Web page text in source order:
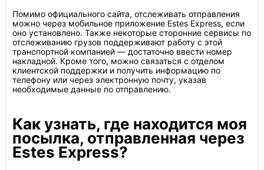
Помимо официального сайта, отслеживать отправления
можно через мобильное приложение Estes Express, если
оно установлено. Также некоторые сторонние сервисы по
отслеживанию грузов поддерживают работу с этой
транспортной компанией — достаточно ввести номер
накладной. Кроме того, можно связаться с отделом
клиентской поддержки и получить информацию по
телефону или через электронную почту, указав
необходимые данные по отправлению.
Как узнать, где находится моя
посылка, отправленная через
Estes Express?